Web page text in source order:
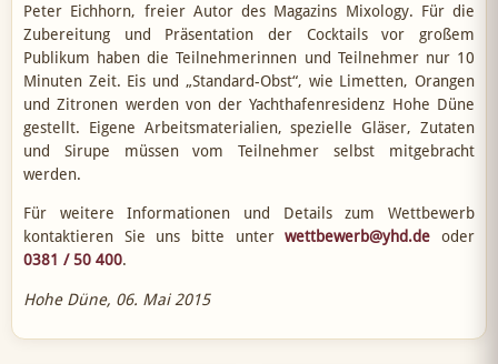
Peter Eichhorn, freier Autor des Magazins Mixology. Für die
Zubereitung und Präsentation der Cocktails vor großem
Publikum haben die Teilnehmerinnen und Teilnehmer nur 10
Minuten Zeit. Eis und „Standard-Obst“, wie Limetten, Orangen
und Zitronen werden von der Yachthafenresidenz Hohe Düne
gestellt. Eigene Arbeitsmaterialien, spezielle Gläser, Zutaten
und Sirupe müssen vom Teilnehmer selbst mitgebracht
werden.
Für weitere Informationen und Details zum Wettbewerb
kontaktieren Sie uns bitte unterwettbewerb@yhd.de oder
0381 / 50 400.
Hohe Düne, 06. Mai 2015